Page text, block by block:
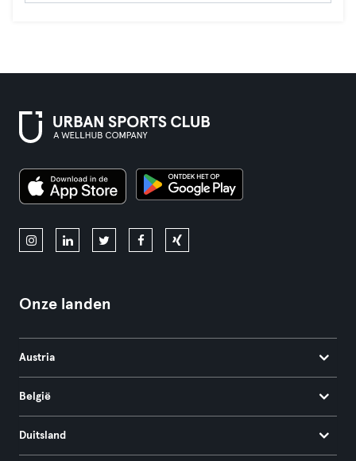
Onze landen
Austria
België
Duitsland